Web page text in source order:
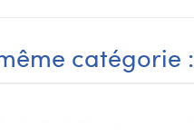
catégorie :